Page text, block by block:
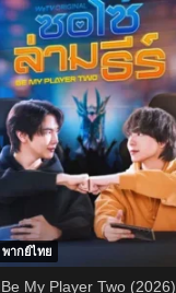
พากย์ไทย
Be My Player Two (2026)